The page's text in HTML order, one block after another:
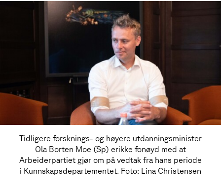
Tidligere forsknings- og høyere utdanningsminister
Ola Borten Moe (Sp) erikke fonøyd med at
Arbeiderpartiet gjør om på vedtak fra hans periode
i Kunnskapsdepartementet. Foto: Lina Christensen